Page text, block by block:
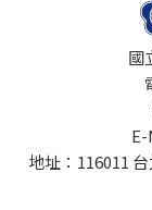
國
地址：116011